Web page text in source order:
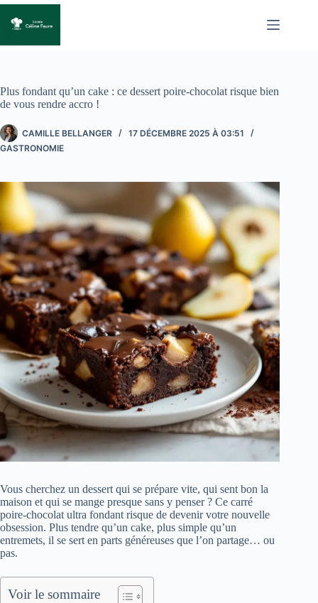
Passer
contenu
Plus fondant qu’un cake : ce dessert poire-chocolat risque bien
de vous rendre accro !
CAMILLE BELLANGER
17 DÉCEMBRE 2025 À 03:51
GASTRONOMIE
Vous cherchez un dessert qui se prépare vite, qui sent bon la
maison et qui se mange presque sans y penser ? Ce carré
poire-chocolat ultra fondant risque de devenir votre nouvelle
obsession. Plus tendre qu’un cake, plus simple qu’un
entremets, il se sert en parts généreuses que l’on partage… ou
pas.
Voir le sommaire